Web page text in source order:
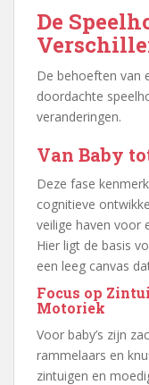
De
De behoeften van
doordachte
veranderingen.
Van Baby
Deze fase
cognitieve
veilige haven voor
Hier ligt de basis
een leeg canvas
Focus op
Motoriek
Voor baby’s zijn
rammelaars en
zintuigen en